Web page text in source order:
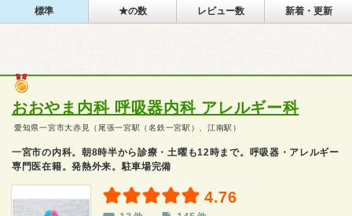
標準 ★の数 レビュー数 新着・更新
おおやま内科 呼吸器内科 アレルギー科
愛知県一宮市大赤見（尾張一宮駅（名鉄一宮駅）、江南駅）
一宮市の内科。朝8時半から診療・土曜も12時まで。呼吸器・アレルギー
専門医在籍。発熱外来。駐車場完備
4.76